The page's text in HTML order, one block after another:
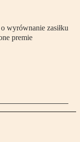
wyrównanie zasiłku
premie